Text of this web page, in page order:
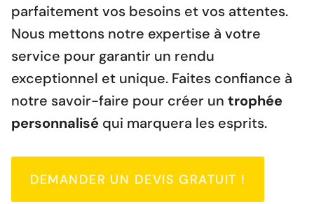
parfaitement vos besoins et vos attentes.
Nous mettons notre expertise à votre
service pour garantir un rendu
exceptionnel et unique. Faites confiance à
notre savoir-faire pour créer un trophée
personnalisé qui marquera les esprits.
DEMANDER UN DEVIS GRATUIT !